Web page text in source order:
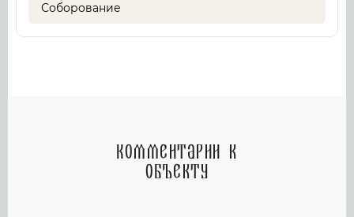
Соборование
Комментарии к
объекту